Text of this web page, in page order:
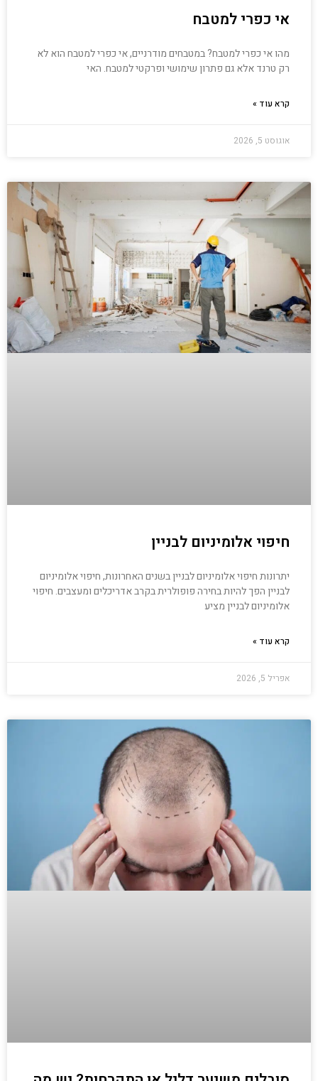
אי כפרי למטבח
מהו אי כפרי למטבח? במטבחים מודרניים, אי כפרי למטבח הוא לא
רק טרנד אלא גם פתרון שימושי ופרקטי למטבח. האי
קרא עוד »
אוגוסט 5, 2026
חיפוי אלומיניום לבניין
יתרונות חיפוי אלומיניום לבניין בשנים האחרונות, חיפוי אלומיניום
לבניין הפך להיות בחירה פופולרית בקרב אדריכלים ומעצבים. חיפוי
אלומיניום לבניין מציע
קרא עוד »
אפריל 5, 2026